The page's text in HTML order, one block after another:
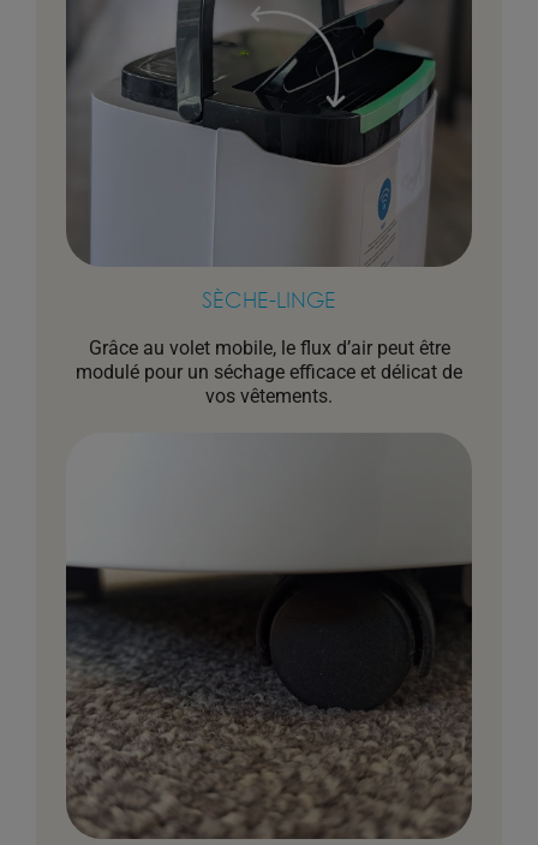
SÈCHE-LINGE
Grâce au volet mobile, le flux d’air peut être
modulé pour un séchage efficace et délicat de
vos vêtements.